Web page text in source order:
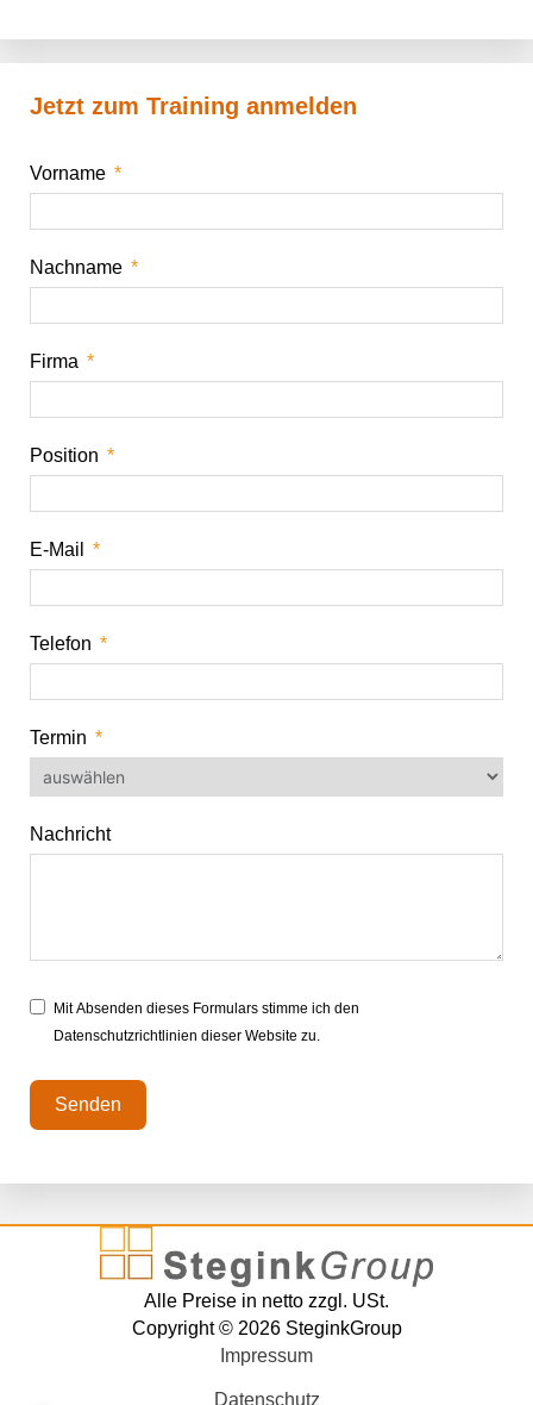
Jetzt zum Training anmelden
Vorname
Nachname
Firma
Position
E-Mail
Telefon
Termin
Nachricht
Mit Absenden dieses Formulars stimme ich den
Datenschutzrichtlinien dieser Website zu.
Senden
Alle Preise in netto zzgl. USt.
Copyright © 2026 SteginkGroup
Impressum
Datenschutz